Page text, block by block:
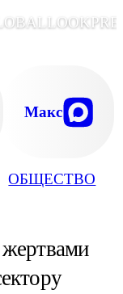
ОБЩЕСТВО
Макс